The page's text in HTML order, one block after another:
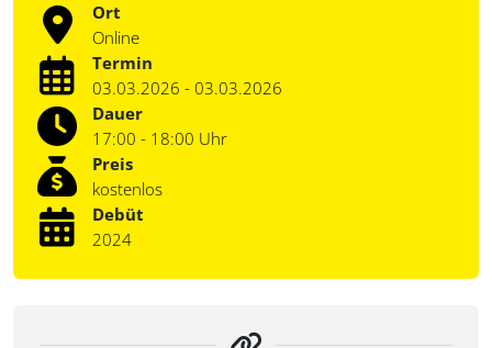
Ort
Online
Termin
03.03.2026 - 03.03.2026
Dauer
17:00 - 18:00 Uhr
Preis
kostenlos
Debüt
2024